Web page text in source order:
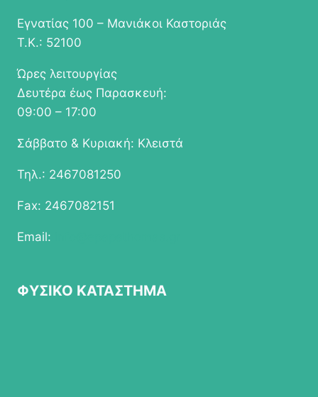
Εγνατίας 100 – Μανιάκοι Καστοριάς
Τ.Κ.: 52100
Ώρες λειτουργίας
Δευτέρα έως Παρασκευή:
09:00 – 17:00
Σάββατο & Κυριακή: Κλειστά
Τηλ.: 2467081250
Fax: 2467082151
Email:
ΦΥΣΙΚΟ ΚΑΤΑΣΤΗΜΑ